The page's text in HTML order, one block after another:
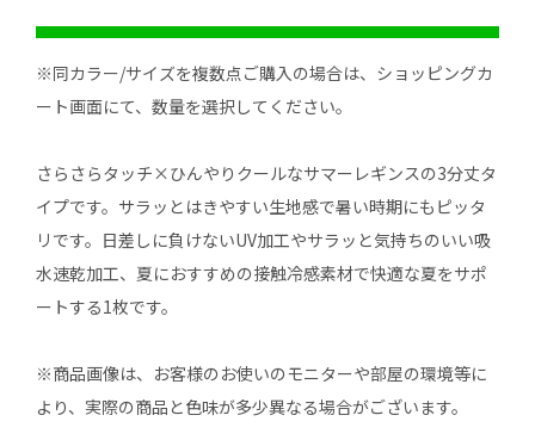
※同カラー/サイズを複数点ご購入の場合は、ショッピングカ
ート画面にて、数量を選択してください。
さらさらタッチ×ひんやりクールなサマーレギンスの3分丈タ
イプです。サラッとはきやすい生地感で暑い時期にもピッタ
リです。日差しに負けないUV加工やサラッと気持ちのいい吸
水速乾加工、夏におすすめの接触冷感素材で快適な夏をサポ
ートする1枚です。
※商品画像は、お客様のお使いのモニターや部屋の環境等に
より、実際の商品と色味が多少異なる場合がございます。